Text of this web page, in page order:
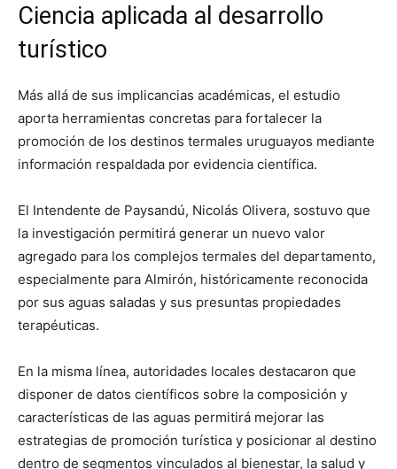
Ciencia aplicada al desarrollo
turístico
Más allá de sus implicancias académicas, el estudio
aporta herramientas concretas para fortalecer la
promoción de los destinos termales uruguayos mediante
información respaldada por evidencia científica.
El Intendente de Paysandú, Nicolás Olivera, sostuvo que
la investigación permitirá generar un nuevo valor
agregado para los complejos termales del departamento,
especialmente para Almirón, históricamente reconocida
por sus aguas saladas y sus presuntas propiedades
terapéuticas.
En la misma línea, autoridades locales destacaron que
disponer de datos científicos sobre la composición y
características de las aguas permitirá mejorar las
estrategias de promoción turística y posicionar al destino
dentro de segmentos vinculados al bienestar, la salud y